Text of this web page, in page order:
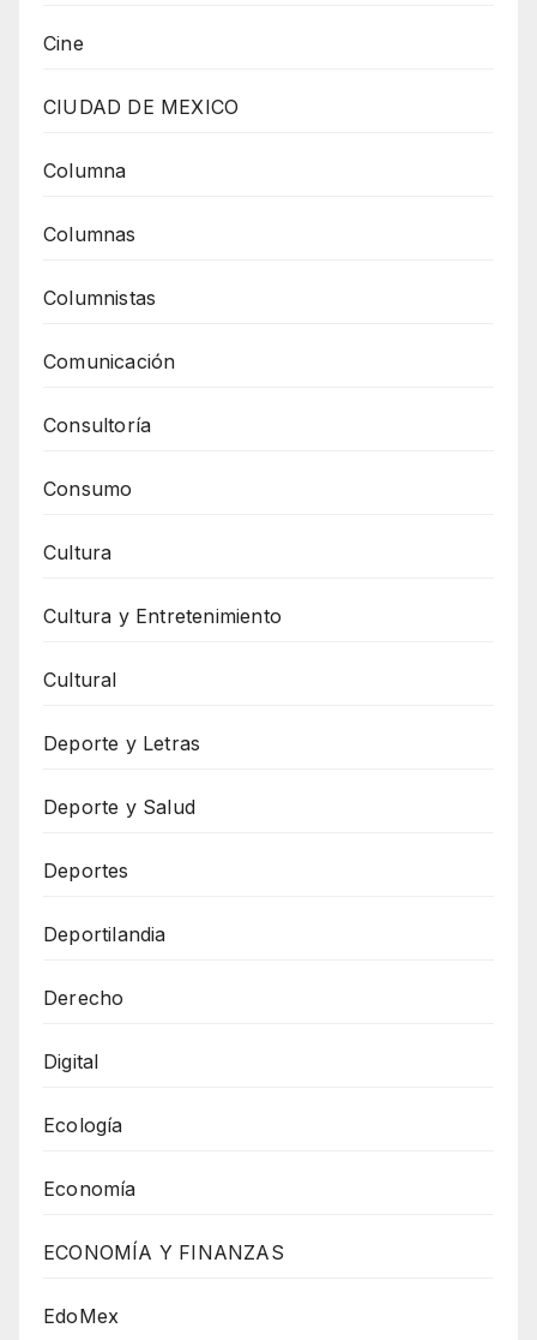
Cine
CIUDAD DE MEXICO
Columna
Columnas
Columnistas
Comunicación
Consultoría
Consumo
Cultura
Cultura y Entretenimiento
Cultural
Deporte y Letras
Deporte y Salud
Deportes
Deportilandia
Derecho
Digital
Ecología
Economía
ECONOMÍA Y FINANZAS
EdoMex